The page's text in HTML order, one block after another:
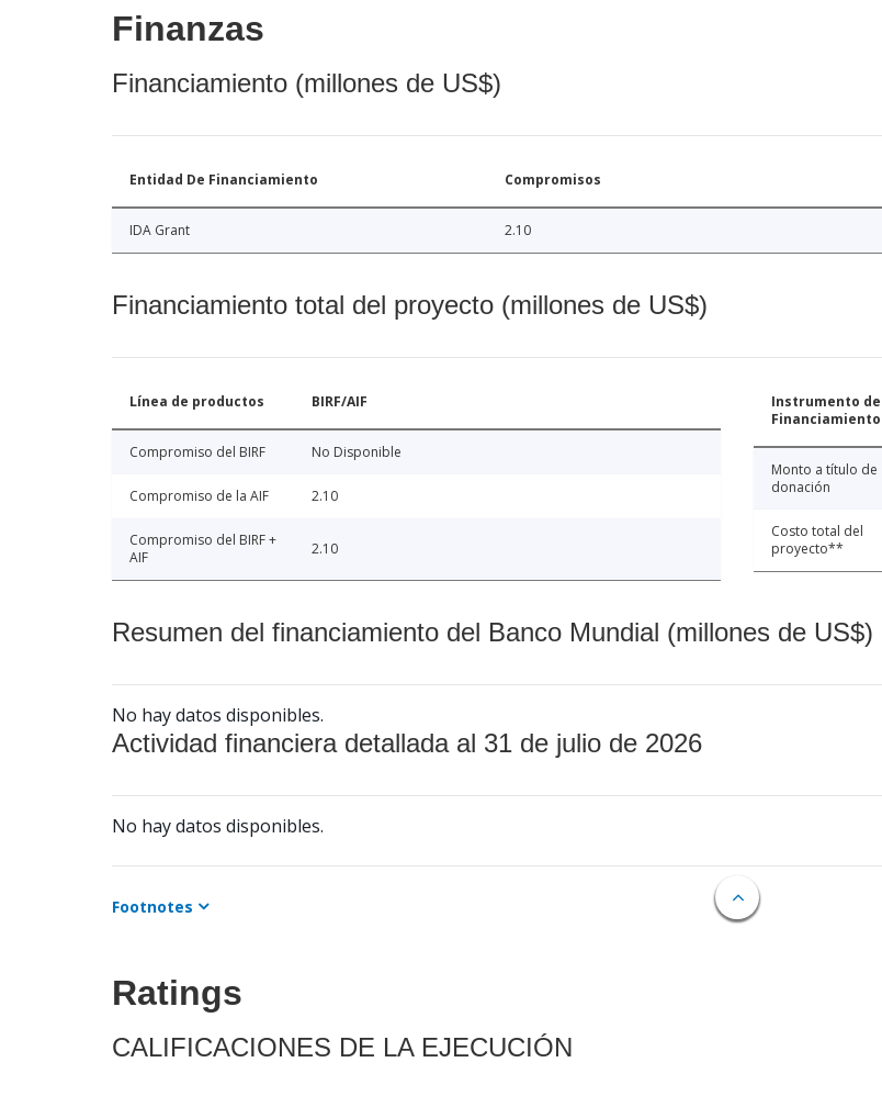
Finanzas
Financiamiento (millones de US$)
Entidad De Financiamiento Compromisos
IDA Grant 2.10
Financiamiento total del proyecto (millones de US$)
Línea de productos BIRF/AIF
Compromiso del BIRF No Disponible
Compromiso de la AIF 2.10
Compromiso del BIRF +
AIF
2.10
Instrumento de
Financiamiento
Monto a título de
donación
Costo total del
proyecto**
Resumen del financiamiento del Banco Mundial (millones de
No hay datos disponibles.
Actividad financiera detallada al 31 de julio de 2026
No hay datos disponibles.
Footnotes
Ratings
CALIFICACIONES DE LA EJECUCIÓN